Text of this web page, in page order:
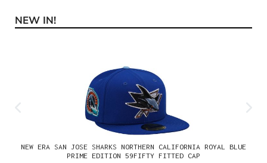
Produktgalerie überspringen
NEW IN!
NEW ERA SAN JOSE SHARKS NORTHERN CALIFORNIA ROYAL BLUE
PRIME EDITION 59FIFTY FITTED CAP